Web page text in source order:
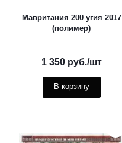
Мавритания 200 угия 2017
(полимер)
1 350руб./шт
В корзину